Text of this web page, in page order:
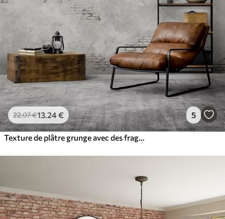
22.07€13 .24€ 5